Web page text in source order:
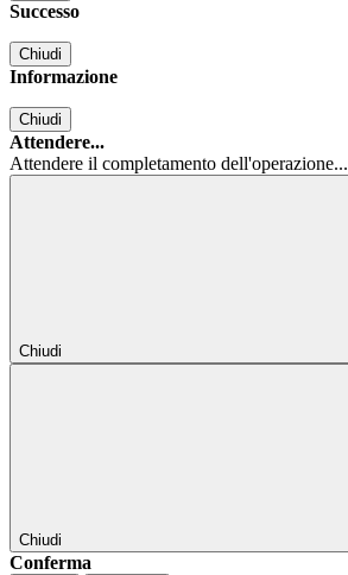
Successo
Chiudi
Informazione
Chiudi
Attendere...
Attendere il completamento dell'operazione...
Chiudi
Chiudi
Conferma